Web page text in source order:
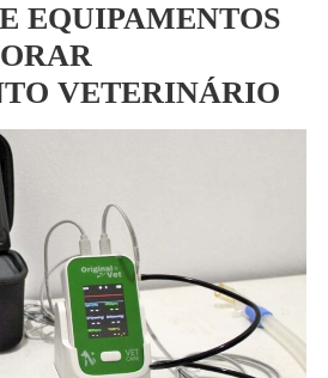
EQUIPAMENTOS
VETERINÁRIO